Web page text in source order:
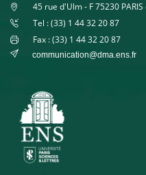
45 rue d'Ulm - F 75230
Tel : (33) 1 44 32 20 87
Fax : (33) 1 44 32 20 87
communication@dma.ens.fr